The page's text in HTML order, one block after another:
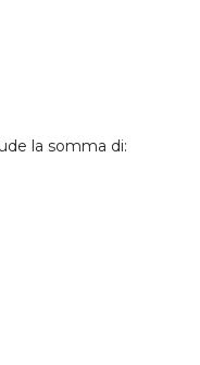
la somma di: